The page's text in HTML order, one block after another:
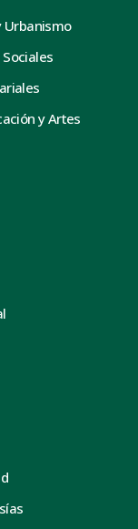
Urbanismo
y Artes